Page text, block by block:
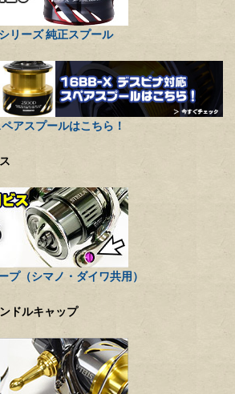
リーズ 純正スプール
アスプールはこちら！
プ（シマノ・ダイワ共用）
ドルキャップ